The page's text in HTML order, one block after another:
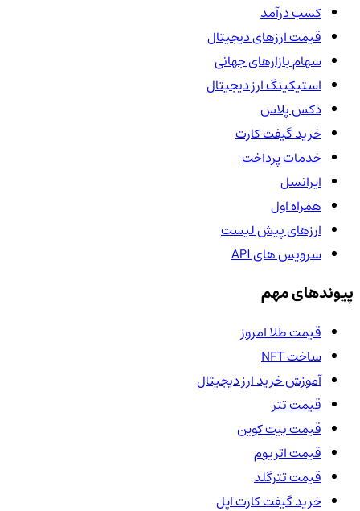
کسب درآمد
قیمت ارزهای دیجیتال
سهام بازارهای جهانی
استیکینگ ارز دیجیتال
دکس پلاس
خرید گیفت کارت
خدمات پرداخت
ایرانسل
همراه اول
ارزهای پیش لیست
سرویس های API
پیوندهای مهم
قیمت طلا امروز
ساخت NFT
آموزش خرید ارز دیجیتال
قیمت تتر
قیمت بیت کوین
قیمت اتریوم
قیمت تترگلد
خرید گیفت کارت اپل